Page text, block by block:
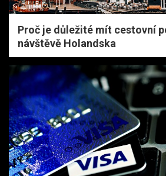
Proč je důležité mít cestovní
návštěvě Holandska